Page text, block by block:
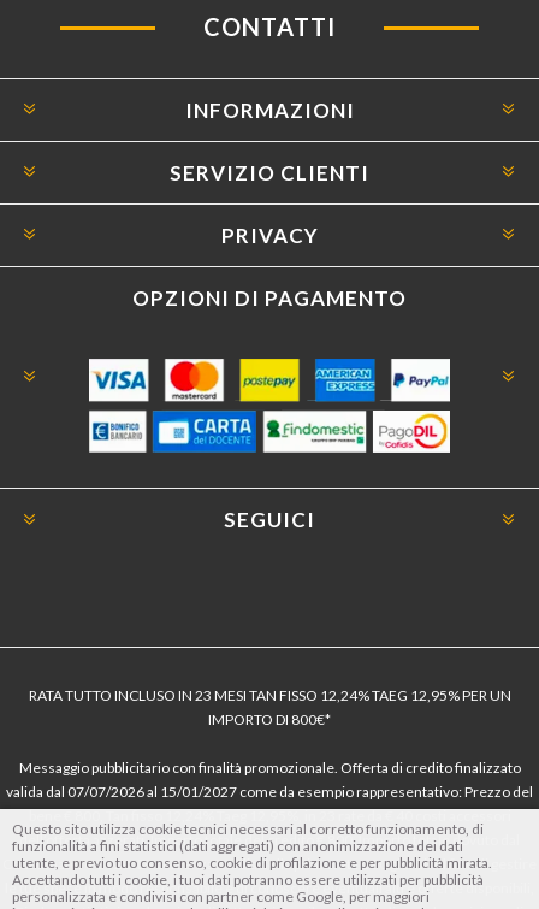
CONTATTI
INFORMAZIONI
SERVIZIO CLIENTI
PRIVACY
OPZIONI DI PAGAMENTO
SEGUICI
RATA TUTTO INCLUSO IN 23 MESI TAN FISSO 12,24% TAEG 12,95% PER UN
IMPORTO DI 800€*
Messaggio pubblicitario con finalità promozionale. Offerta di credito finalizzato
valida dal 07/07/2026 al 15/01/2027 come da esempio rappresentativo: Prezzo del
dell’offerta azzerati. Importo totale del credito € 800. Importo totale dovuto dal
Consumatore € 920. Decorrenza media della prima rata a 90 giorni. Al fine di gestire
le tue spese in modo responsabile e di conoscere eventuali altre offerte disponibili,
Questo sito utilizza cookie tecnici necessari al corretto funzionamento, di
funzionalità a fini statistici (dati aggregati) con anonimizzazione dei dati
utente, e previo tuo consenso, cookie di profilazione e per pubblicità mirata.
Accettando tutti i cookie, i tuoi dati potranno essere utilizzati per pubblicità
personalizzata e condivisi con partner come Google, per maggiori